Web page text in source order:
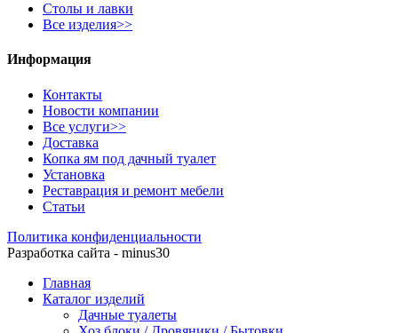
Столы и лавки
Все изделия>>
Информация
Контакты
Новости компании
Все услуги>>
Доставка
Копка ям под дачный туалет
Установка
Реставрация и ремонт мебели
Статьи
Политика конфиденциальности
Разработка сайта - minus30
Главная
Каталог изделий
Дачные туалеты